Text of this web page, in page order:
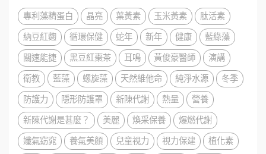
專利藻精蛋白 晶亮 葉黃素 玉米黃素
肽活素
納豆紅麴
循環保健 蛇年 新年 健康
藍綠藻
關速能捷
黑豆紅棗茶 耳鳴 黃俊豪醫師
演講
衛教
藍藻 螺旋藻 天然維他命 純淨水源
冬季
防護力
隱形防護罩 新陳代謝 熱量
營養
新陳代謝是甚麼？
美麗 煥采保養
爆燃代謝
孅氣窈窕
養氣美顏 兒童視力 視力保建
植化素